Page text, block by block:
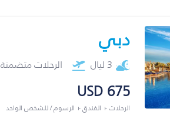
دبي
3 ليال الرحلات متضمنة
USD 675
الرحلات + الفندق + الرسوم / للشخص الواحد